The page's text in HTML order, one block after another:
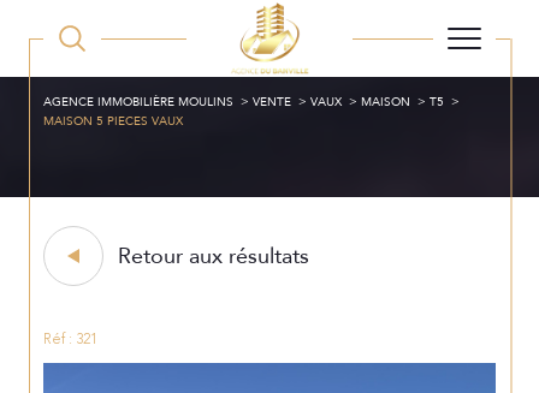
AGENCE IMMOBILIÈRE MOULINS VENTE VAUX MAISON
T5
MAISON 5 PIECES VAUX
Retour aux résultats
Réf : 321